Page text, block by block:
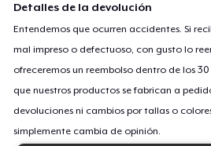
Detalles de la devolución
Entendemos que ocurren accidentes. Si
mal impreso o defectuoso, con gusto lo
ofreceremos un reembolso dentro de los
que nuestros productos se fabrican a
devoluciones ni cambios por tallas o
simplemente cambia de opinión.